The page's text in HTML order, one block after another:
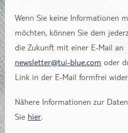
Wenn Sie keine Informationen
möchten, können Sie dem
die Zukunft mit einer E-Mail an
newsletter@tui-blue.com oder
Link in der E-Mail formfrei
Nähere Informationen zur
Sie hier.